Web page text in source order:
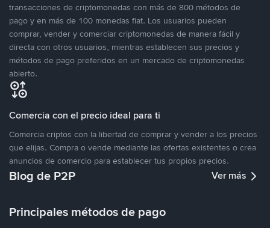
transacciones de criptomonedas con más de 800 métodos de
pago y en más de 100 monedas fiat. Los usuarios pueden
comprar, vender y comerciar criptomonedas de manera fácil y
directa con otros usuarios, mientras establecen sus precios y
métodos de pago preferidos en un mercado de criptomonedas
abierto.
Comercia con el precio ideal para ti
Comercia criptos con la libertad de comprar y vender a los precios
que elijas. Compra o vende mediante las ofertas existentes o crea
anuncios de comercio para establecer tus propios precios.
Blog de P2P Ver más
Principales métodos de pago